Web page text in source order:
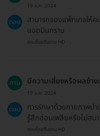
19 ธ.ค. 2024
ตอบ
สามารถจองแพ็กเกจให้
แอดมินทราบ
ตอบโดยทีมงาน HD
ถาม มีความเสี่ยงหรือผลข้าง
19 ธ.ค. 2024
ตอบ
การรักษาด้วยกายภาพบ
รู้สึกอ่อนเพลียหรือไม่สบ
ตอบโดยทีมงาน HD